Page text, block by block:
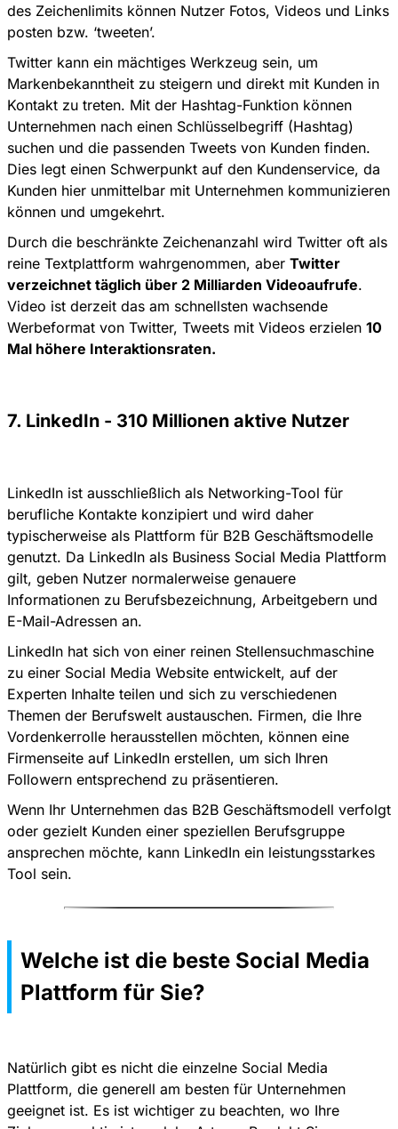
des Zeichenlimits können Nutzer Fotos, Videos und Links
posten bzw. ‘tweeten’.
Twitter kann ein mächtiges Werkzeug sein, um
Markenbekanntheit zu steigern und direkt mit Kunden in
Kontakt zu treten. Mit der Hashtag-Funktion können
Unternehmen nach einen Schlüsselbegriff (Hashtag)
suchen und die passenden Tweets von Kunden finden.
Dies legt einen Schwerpunkt auf den Kundenservice, da
Kunden hier unmittelbar mit Unternehmen kommunizieren
können und umgekehrt.
Durch die beschränkte Zeichenanzahl wird Twitter oft als
reine Textplattform wahrgenommen, aber Twitter
verzeichnet täglich über 2 Milliarden Videoaufrufe.
Video ist derzeit das am schnellsten wachsende
Werbeformat von Twitter, Tweets mit Videos erzielen 10
Mal höhere Interaktionsraten.
7. LinkedIn - 310 Millionen aktive Nutzer
LinkedIn ist ausschließlich als Networking-Tool für
berufliche Kontakte konzipiert und wird daher
typischerweise als Plattform für B2B Geschäftsmodelle
genutzt. Da LinkedIn als Business Social Media Plattform
gilt, geben Nutzer normalerweise genauere
Informationen zu Berufsbezeichnung, Arbeitgebern und
E-Mail-Adressen an.
LinkedIn hat sich von einer reinen Stellensuchmaschine
zu einer Social Media Website entwickelt, auf der
Experten Inhalte teilen und sich zu verschiedenen
Themen der Berufswelt austauschen. Firmen, die Ihre
Vordenkerrolle herausstellen möchten, können eine
Firmenseite auf LinkedIn erstellen, um sich Ihren
Followern entsprechend zu präsentieren.
Wenn Ihr Unternehmen das B2B Geschäftsmodell verfolgt
oder gezielt Kunden einer speziellen Berufsgruppe
ansprechen möchte, kann LinkedIn ein leistungsstarkes
Tool sein.
Welche ist die beste Social Media
Plattform für Sie?
Natürlich gibt es nicht die einzelne Social Media
Plattform, die generell am besten für Unternehmen
geeignet ist. Es ist wichtiger zu beachten, wo Ihre